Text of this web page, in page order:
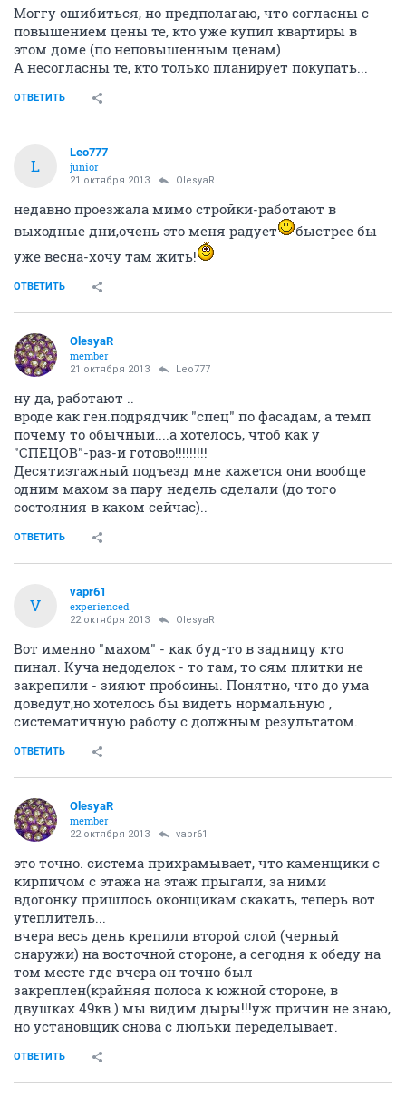
Моггу ошибиться, но предполагаю, что согласны с
повышением цены те, кто уже купил квартиры в
этом доме (по неповышенным ценам)
А несогласны те, кто только планирует покупать...
ОТВЕТИТЬ
L
Leo777
junior
21 октября 2013 OlesyaR
недавно проезжала мимо стройки-работают в
выходные дни,очень это меня радует
быстрее бы
уже весна-хочу там жить!
ОТВЕТИТЬ
OlesyaR
member
21 октября 2013 Leo777
ну да, работают ..
вроде как ген.подрядчик "спец" по фасадам, а темп
почему то обычный....а хотелось, чтоб как у
"СПЕЦОВ"-раз-и готово!!!!!!!!!
Десятиэтажный подъезд мне кажется они вообще
одним махом за пару недель сделали (до того
состояния в каком сейчас)..
ОТВЕТИТЬ
V
vapr61
experienced
22 октября 2013 OlesyaR
Вот именно "махом" - как буд-то в задницу кто
пинал. Куча недоделок - то там, то сям плитки не
закрепили - зияют пробоины. Понятно, что до ума
доведут,но хотелось бы видеть нормальную ,
систематичную работу с должным результатом.
ОТВЕТИТЬ
OlesyaR
member
22 октября 2013 vapr61
это точно. система прихрамывает, что каменщики с
кирпичом с этажа на этаж прыгали, за ними
вдогонку пришлось оконщикам скакать, теперь вот
утеплитель...
вчера весь день крепили второй слой (черный
снаружи) на восточной стороне, а сегодня к обеду на
том месте где вчера он точно был
закреплен(крайняя полоса к южной стороне, в
двушках 49кв.) мы видим дыры!!!уж причин не знаю,
но установщик снова с люльки переделывает.
ОТВЕТИТЬ